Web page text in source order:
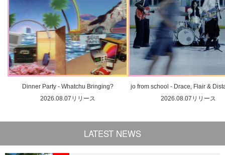
Dinner Party - Whatchu Bringing?
2026.08.07リリース
jo from school - Drace, Flair &
2026.08.07リリース
LATEST NEWS